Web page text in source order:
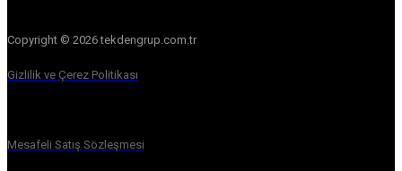
Copyright © 2026 tekdengrup.com.tr
Gizlilik ve Çerez Politikası
Mesafeli Satış Sözleşmesi